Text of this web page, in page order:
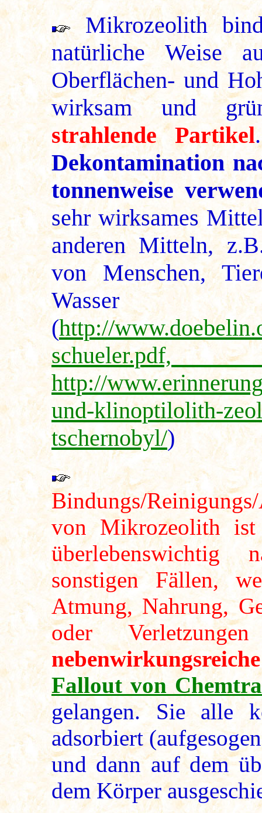
Mikrozeolith
natürliche Weise
Oberflächen- und
wirksam und
strahlende Partikel
Dekontamination
tonnenweise
sehr wirksames
anderen Mitteln,
von Menschen,
(http://
http://
und-klinoptilolith-
tschernobyl/)
Bindungs/
von Mikrozeolith
sonstigen Fällen,
Atmung, Nahrung,
oder
Fallout von
gelangen. Sie alle
adsorbiert
und dann auf dem
dem Körper